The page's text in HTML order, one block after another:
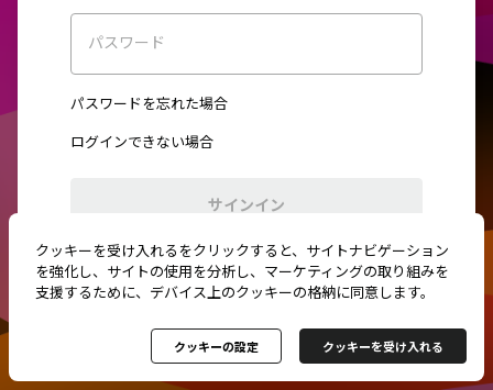
パスワード
パスワードを忘れた場合
ログインできない場合
サインイン
初めてご利用ですか？新規登録
クッキーを受け入れるをクリックすると、サイトナビゲーション
を強化し、サイトの使用を分析し、マーケティングの取り組みを
支援するために、デバイス上のクッキーの格納に同意します。
クッキーの設定 クッキーを受け入れる